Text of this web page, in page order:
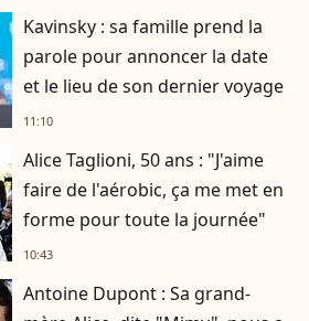
Kavinsky : sa famille prend la
parole pour annoncer la date
et le lieu de son dernier voyage
11:10
Alice Taglioni, 50 ans : "J'aime
faire de l'aérobic, ça me met en
forme pour toute la journée"
10:43
Antoine Dupont : Sa grand-